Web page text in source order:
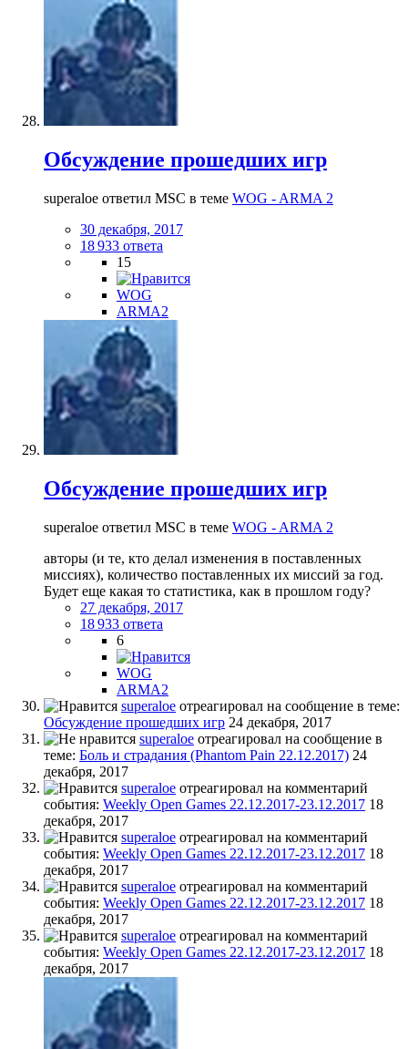
Обсуждение прошедших игр
superaloe ответил MSC в теме WOG - ARMA 2
30 декабря, 2017
18 933 ответа
15
WOG
ARMA2
Обсуждение прошедших игр
superaloe ответил MSC в теме WOG - ARMA 2
авторы (и те, кто делал изменения в поставленных
миссиях), количество поставленных их миссий за год.
Будет еще какая то статистика, как в прошлом году?
27 декабря, 2017
18 933 ответа
6
WOG
ARMA2
superaloe отреагировал на сообщение в теме:
Обсуждение прошедших игр 24 декабря, 2017
superaloe отреагировал на сообщение в
теме: Боль и страдания (Phantom Pain 22.12.2017) 24
декабря, 2017
superaloe отреагировал на комментарий
события: Weekly Open Games 22.12.2017-23.12.2017 18
декабря, 2017
superaloe отреагировал на комментарий
события: Weekly Open Games 22.12.2017-23.12.2017 18
декабря, 2017
superaloe отреагировал на комментарий
события: Weekly Open Games 22.12.2017-23.12.2017 18
декабря, 2017
superaloe отреагировал на комментарий
события: Weekly Open Games 22.12.2017-23.12.2017 18
декабря, 2017